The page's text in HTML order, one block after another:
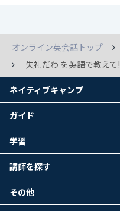
オンライン英会話トップ
失礼だわ を英語で教えて!
ネイティブキャンプ
ガイド
学習
講師を探す
その他